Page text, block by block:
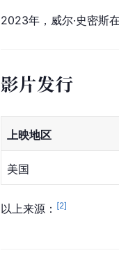
2023年，威尔·史密斯
影片发行
上映地区
美国
以上来源： [2]